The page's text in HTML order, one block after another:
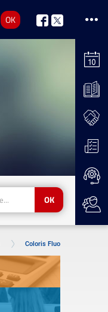
OK
nous
sur
nous
sur
OK
Coloris Fluo